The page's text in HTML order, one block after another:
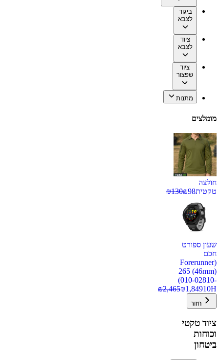
ביגוד
לצבא
ציוד
לצבא
ציוד
שפצור
מתנות
מומלצים
חולצה
טקטית
₪98
₪130
שעון ספורט
חכם
(Forerunner
265 (46mm)
(010-02810-
10H
₪1,849
₪2,465
חזור
ציוד טקטי
וכוחות
ביטחון